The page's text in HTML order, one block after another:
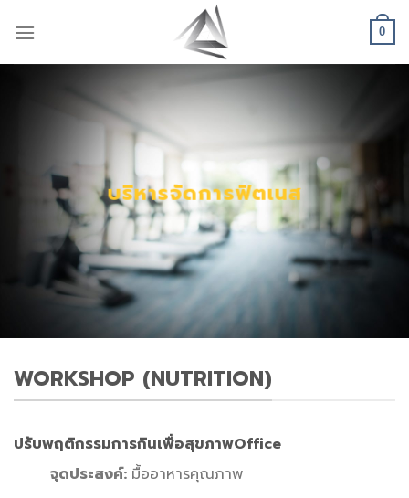
0
บริหารจัดการฟิตเนส
WORKSHOP (NUTRITION)
ปรับพฤติกรรมการกินเพื่อสุขภาพOffice
จุดประสงค์: มื้ออาหารคุณภาพ